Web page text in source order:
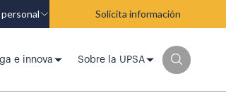
Solicita información
e innova Sobre la UPSA